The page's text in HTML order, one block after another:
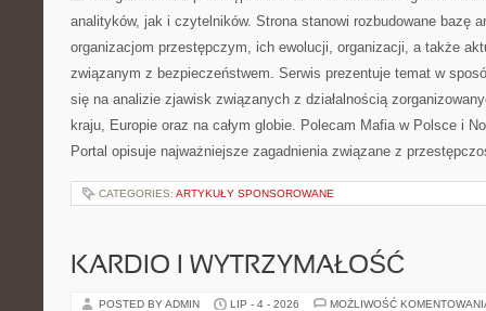
analityków, jak i czytelników. Strona stanowi rozbudowane bazę
organizacjom przestępczym, ich ewolucji, organizacji, a także
związanym z bezpieczeństwem. Serwis prezentuje temat w
się na analizie zjawisk związanych z działalnością
kraju, Europie oraz na całym globie. Polecam Mafia w Polsce i
Portal opisuje najważniejsze zagadnienia związane z
CATEGORIES: ARTYKUŁY SPONSOROWANE
KARDIO I WYTRZYMAŁOŚĆ
POSTED BY ADMIN LIP - 4 - 2026 MOŻLIWOŚĆ